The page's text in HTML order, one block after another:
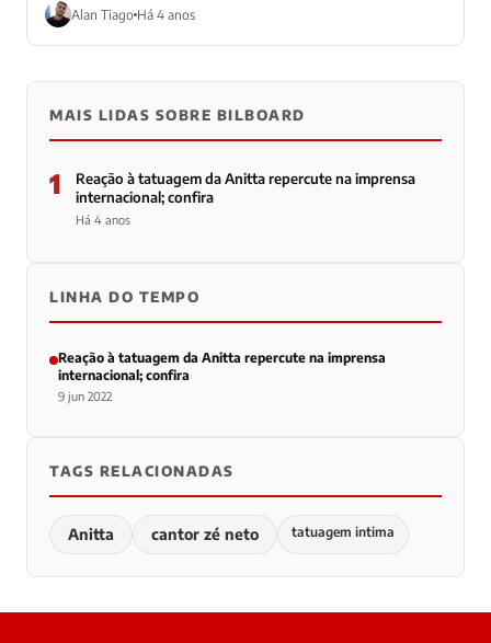
Alan Tiago Há 4 anos
MAIS LIDAS SOBRE BILBOARD
1
Reação à tatuagem da Anitta repercute na imprensa
internacional; confira
Há 4 anos
LINHA DO TEMPO
Reação à tatuagem da Anitta repercute na imprensa
internacional; confira
9 jun 2022
TAGS RELACIONADAS
Anitta cantor zé neto tatuagem intima